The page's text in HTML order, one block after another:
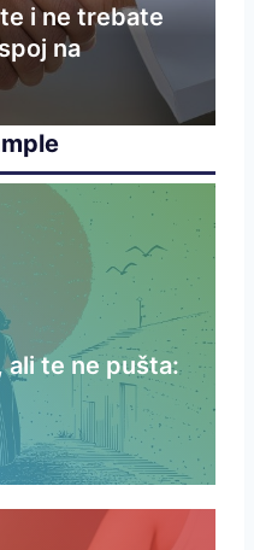
i ne trebate
na
ali te ne pušta: